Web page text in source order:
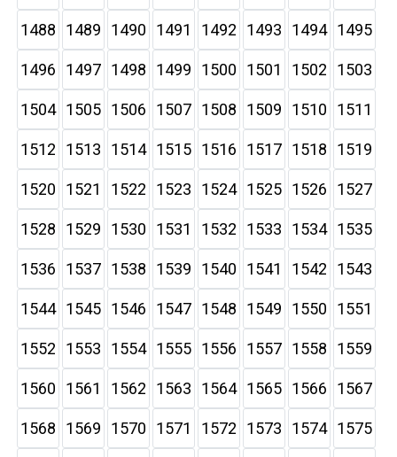
1488 1489 1490 1491 1492 1493 1494 1495
1496 1497 1498 1499 1500 1501 1502 1503
1504 1505 1506 1507 1508 1509 1510 1511
1512 1513 1514 1515 1516 1517 1518 1519
1520 1521 1522 1523 1524 1525 1526 1527
1528 1529 1530 1531 1532 1533 1534 1535
1536 1537 1538 1539 1540 1541 1542 1543
1544 1545 1546 1547 1548 1549 1550 1551
1552 1553 1554 1555 1556 1557 1558 1559
1560 1561 1562 1563 1564 1565 1566 1567
1568 1569 1570 1571 1572 1573 1574 1575